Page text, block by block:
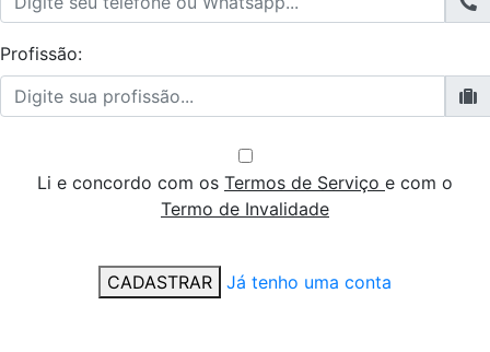
Profissão:
Li e concordo com os Termos de Serviço e com o
Termo de Invalidade
CADASTRAR Já tenho uma conta